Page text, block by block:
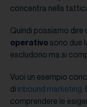
concentra nella
Quindi possiamo dire
operativosono due
escludono ma si
Vuoi un esempio
di inbound marketing.
comprendere le